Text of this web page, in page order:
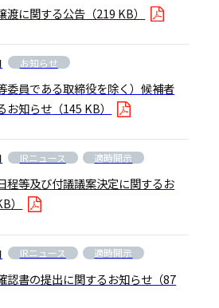
渡に関する公告 （219 KB）
お知らせ
委員である取締役を除く）候補者
お知らせ （145 KB）
IRニュース 適時開示
程等及び付議議案決定に関するお
）
IRニュース 適時開示
認書の提出に関するお知らせ （87